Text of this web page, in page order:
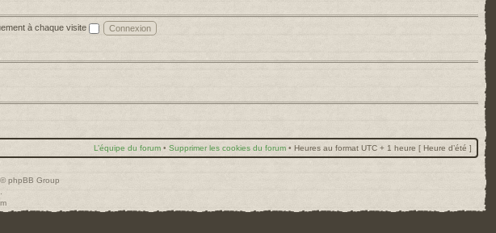
à chaque visite
L’équipe du forum • Supprimer les cookies du forum • Heures au format UTC + 1 heure [ Heure d’été ]
phpBB Group